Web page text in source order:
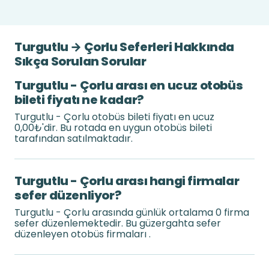
Turgutlu → Çorlu Seferleri Hakkında
Sıkça Sorulan Sorular
Turgutlu - Çorlu arası en ucuz otobüs
bileti fiyatı ne kadar?
Turgutlu - Çorlu otobüs bileti fiyatı en ucuz
0,00₺'dir. Bu rotada en uygun otobüs bileti
tarafından satılmaktadır.
Turgutlu - Çorlu arası hangi firmalar
sefer düzenliyor?
Turgutlu - Çorlu arasında günlük ortalama 0 firma
sefer düzenlemektedir. Bu güzergahta sefer
düzenleyen otobüs firmaları .